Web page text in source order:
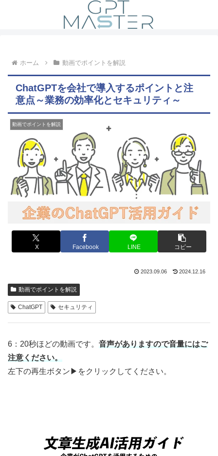
ホーム 動画でポイントを解説
ChatGPTを会社で導入するポイントと注
意点～業務の効率化とセキュリティ～
動画でポイントを解説
X Facebook LINE コピー
2023.09.06 2024.12.16
動画でポイントを解説
ChatGPT セキュリティ
6：20秒ほどの動画です。 音声がありますので音量にはご
注意ください。
左下の再生ボタン▶をクリックしてください。